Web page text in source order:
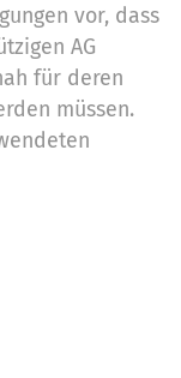
vor, dass
AG
für deren
müssen.